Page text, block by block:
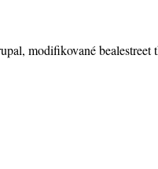
modifikované bealestreet